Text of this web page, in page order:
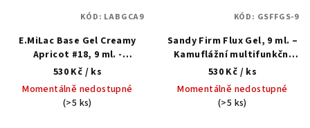
E.MiLac Base Gel Creamy
Apricot #18, 9 ml. -
Modelační kamuflážní báze
530 Kč / ks
Momentálně nedostupné
(>5 ks)
KÓD: LABGCA9
Sandy Firm Flux Gel, 9 ml. –
Kamuflážní multifunkční
tekutý akrylgel
530 Kč / ks
Momentálně nedostupné
(>5 ks)
KÓD: GSFFGS-9